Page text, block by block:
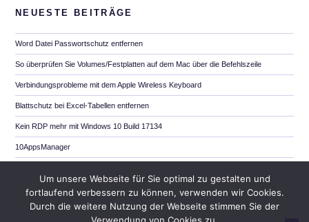
NEUESTE BEITRÄGE
Word Datei Passwortschutz entfernen
So überprüfen Sie Volumes/Festplatten auf dem Mac über die Befehlszeile
Verbindungsprobleme mit dem Apple Wireless Keyboard
Blattschutz bei Excel-Tabellen entfernen
Kein RDP mehr mit Windows 10 Build 17134
10AppsManager
Launchpad Icons verkleinern
Reset der AirPods
Um unsere Webseite für Sie optimal zu gestalten und
fortlaufend verbessern zu können, verwenden wir Cookies.
Durch die weitere Nutzung der Webseite stimmen Sie der